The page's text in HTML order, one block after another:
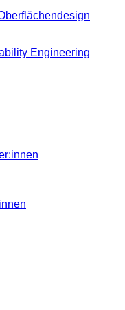
Engineering